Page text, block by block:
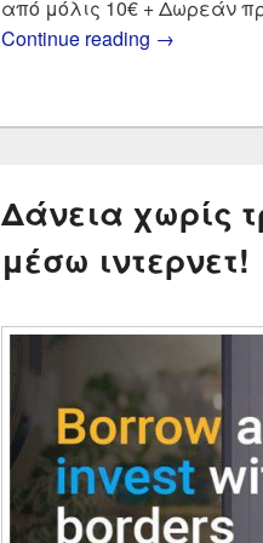
από μόλις 10€ + Δωρεάν
Continue reading Mintos
→
Δάνεια χωρίς
μέσω ιντερνετ!